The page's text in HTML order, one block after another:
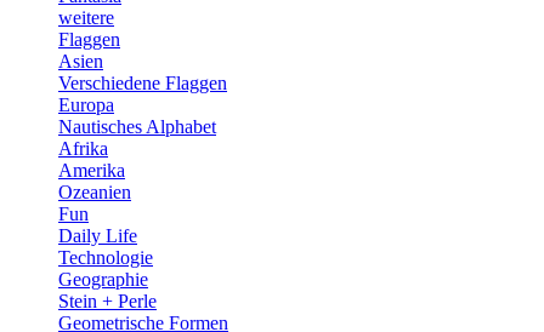
weitere
Flaggen
Asien
Verschiedene Flaggen
Europa
Nautisches Alphabet
Afrika
Amerika
Ozeanien
Fun
Daily Life
Technologie
Geographie
Stein + Perle
Geometrische Formen